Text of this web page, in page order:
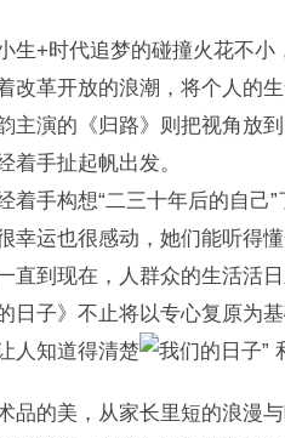
生+时代追梦的碰撞火花不
改革开放的浪潮，将个人的
主演的《归路》则把视角放
着手扯起帆出发。
着手构想“二三十年后的自己
幸运也很感动，她们能听得
直到现在，人群众的生活活
日子》不止将以专心复原为
人知道得清楚
品的美，从家长里短的浪漫